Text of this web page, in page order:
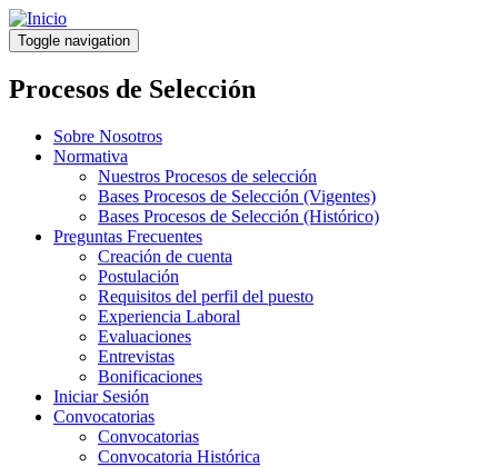
Pasar
al
contenido
principal
Toggle navigation
Procesos de Selección
Sobre Nosotros
Normativa
Nuestros Procesos de selección
Bases Procesos de Selección (Vigentes)
Bases Procesos de Selección (Histórico)
Preguntas Frecuentes
Creación de cuenta
Postulación
Requisitos del perfil del puesto
Experiencia Laboral
Evaluaciones
Entrevistas
Bonificaciones
Iniciar Sesión
Convocatorias
Convocatorias
Convocatoria Histórica